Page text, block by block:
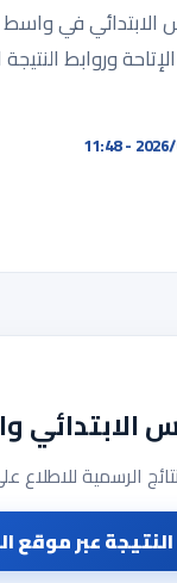
وروابط
2026/
الابتدائي
الرسمية للاطلاع
عبر موقع